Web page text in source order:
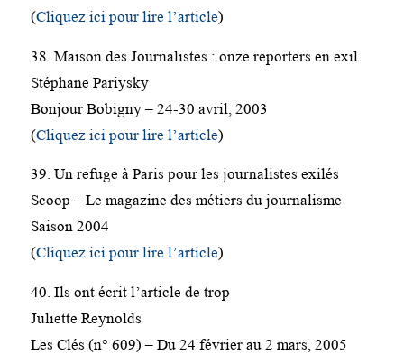
(Cliquez ici pour lire l’article)
38. Maison des Journalistes : onze reporters en exil
Stéphane Pariysky
Bonjour Bobigny – 24-30 avril, 2003
(Cliquez ici pour lire l’article)
39. Un refuge à Paris pour les journalistes exilés
Scoop – Le magazine des métiers du journalisme
Saison 2004
(Cliquez ici pour lire l’article)
40. Ils ont écrit l’article de trop
Juliette Reynolds
Les Clés (n° 609) – Du 24 février au 2 mars, 2005